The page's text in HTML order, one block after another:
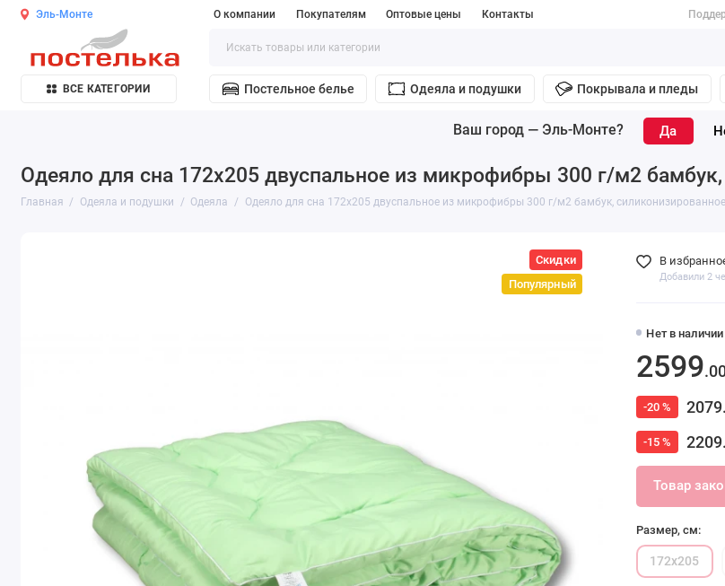
Эль-Монте О компании Покупателям Оптовые цены Контакты
ВСЕ КАТЕГОРИИ Постельное белье Одеяла и подушки Покрывала и пледы
Ваш город — Эль-Монте?
Одеяло для сна 172х205 двуспальное из микрофибры 300 г/м2
Главная Одеяла и подушки Одеяла Одеяло для сна 172х205 двуспальное из микрофибры 300 г/м2 бамбук,
Скидки
Популярный
Нет в наличии
2599
-20 %
-15 %
Товар
Размер, см:
172х205
В
Добавили 2